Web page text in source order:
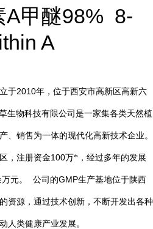
A甲醚98% 8-
A
于2010年，位于西安市高新区高新六
生物科技有限公司是一家集各类天然植
、销售为一体的现代化高新技术企业。
，注册资金100万*，经过多年的发展
元。 公司的GMP生产基地位于陕西
资源，通过技术创新，不断开发出各种
人类健康产业发展。